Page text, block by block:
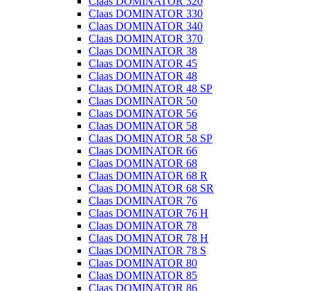
Claas DOMINATOR 330
Claas DOMINATOR 340
Claas DOMINATOR 370
Claas DOMINATOR 38
Claas DOMINATOR 45
Claas DOMINATOR 48
Claas DOMINATOR 48 SP
Claas DOMINATOR 50
Claas DOMINATOR 56
Claas DOMINATOR 58
Claas DOMINATOR 58 SP
Claas DOMINATOR 66
Claas DOMINATOR 68
Claas DOMINATOR 68 R
Claas DOMINATOR 68 SR
Claas DOMINATOR 76
Claas DOMINATOR 76 H
Claas DOMINATOR 78
Claas DOMINATOR 78 H
Claas DOMINATOR 78 S
Claas DOMINATOR 80
Claas DOMINATOR 85
Claas DOMINATOR 86